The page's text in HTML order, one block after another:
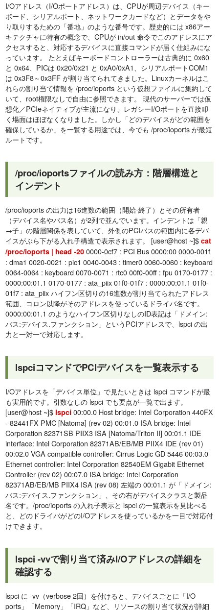
I/Oアドレス（I/Oポートアドレス）は、CPUが周辺デバイス（キー
ボード、シリアルポート、ネットワークカードなど）とデータをや
り取りするための「番地」のような番号です。歴史的には x86アー
キテクチャに特有の概念で、CPUが in/out 命令でこのアドレスにア
クセスすると、対応するデバイスに直接コマンドが届く仕組みにな
っています。 たとえばキーボードコントローラーは古典的に 0x60
と 0x64、PICは 0x20/0x21 と 0xA0/0xA1、シリアルポートCOM1
は 0x3F8～0x3FF が割り当てられてきました。Linuxカーネルはこ
れらの割り当て情報を /proc/ioports という仮想ファイルに集約して
いて、root権限なしで自由に参照できます。 現代のサーバーでは仮
想化／PCIeネイティブが主流になり、レガシーI/Oポートを直接叩
く場面はほぼなくなりました。しかし「どのデバイスがどの範囲を
確保しているか」を一覧する用途では、今でも /proc/ioports が最短
ルートです。
/proc/ioportsファイルの読み方：階層構造と
インデント
/proc/ioports の出力は16進数の範囲（開始-終了）とその所有者
（デバイス名やバス名）が2列で並んでいます。インデントは「親
→子」の階層関係を表していて、外側のPCIバスの範囲内に各デバ
イスがぶら下がる入れ子構造で表示されます。 [user@host ~]$cat
/proc/ioports | head -20 0000-0cf7 : PCI Bus 0000:00 0000-001f
: dma1 0020-0021 : pic1 0040-0043 : timer0 0060-0060 : keyboard
0064-0064 : keyboard 0070-0071 : rtc0 00f0-00ff : fpu 0170-0177 :
0000:00:01.1 0170-0177 : ata_piix 01f0-01f7 : 0000:00:01.1 01f0-
01f7 : ata_piix ハイフン区切りの16進数が割り当てられたアドレス
範囲、コロン以降がそのアドレスを使っているドライバ名です。
0000:00:01.1 のようなハイフン区切りなしのID表記は「ドメイン:
バス:デバイス.ファンクション」というPCIアドレスで、lspci の出
力と一対一で対応します。
lspciコマンドでPCIデバイスを一覧表示する
I/Oアドレスを「デバイス単位」で見たいときは lspci コマンドが最
も実用的です。引数なしの lspci でも要点が一覧で出ます。
[user@host ~]$ lspci 00:00.0 Host bridge: Intel Corporation 440FX
- 82441FX PMC [Natoma] (rev 02) 00:01.0 ISA bridge: Intel
Corporation 82371SB PIIX3 ISA [Natoma/Triton II] 00:01.1 IDE
interface: Intel Corporation 82371AB/EB/MB PIIX4 IDE (rev 01)
00:02.0 VGA compatible controller: Cirrus Logic GD 5446 00:03.0
Ethernet controller: Intel Corporation 82540EM Gigabit Ethernet
Controller (rev 02) 00:07.0 ISA bridge: Intel Corporation
82371AB/EB/MB PIIX4 ISA (rev 08) 左端の 00:01.1 が「ドメイン:
バス:デバイス.ファンクション」、その右がデバイスクラスと製品
名です。/proc/ioports の入れ子表示と lspci の一覧表示を見比べる
と、どのドライバがどのI/Oアドレスを使っているかを一目で対応付
けできます。
lspci -vvで割り当て済みI/Oアドレスの詳細を
確認する
lspci に -vv（verbose 2回）を付けると、デバイスごとに「I/O
ports」「Memory」「IRQ」など、リソースの割り当て状況が詳細